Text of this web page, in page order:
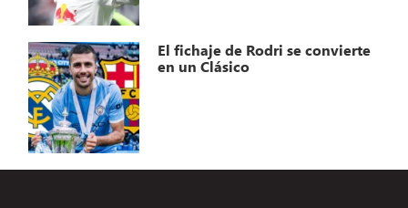
El fichaje de Rodri se convierte
en un Clásico